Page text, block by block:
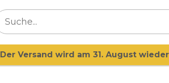
Der Versand wird am 31. August